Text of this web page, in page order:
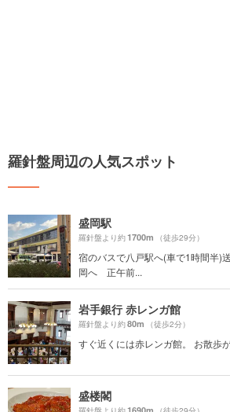
羅針盤周辺の人気スポット
盛岡駅
羅針盤より約1700m （徒歩29分）
宿のバスで八戸駅へ(車で1時間半)
岡へ 正午前...
岩手銀行 赤レンガ館
羅針盤より約80m （徒歩2分）
すぐ近くには赤レンガ館。 お散歩
盛楼閣